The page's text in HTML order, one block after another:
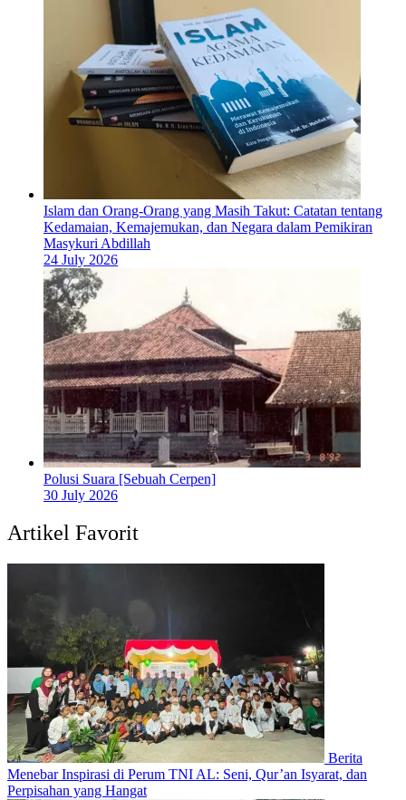
Islam dan Orang-Orang yang Masih Takut: Catatan tentang
Kedamaian, Kemajemukan, dan Negara dalam Pemikiran
Masykuri Abdillah
24 July 2026
Polusi Suara [Sebuah Cerpen]
30 July 2026
Artikel Favorit
Berita
Menebar Inspirasi di Perum TNI AL: Seni, Qur’an Isyarat, dan
Perpisahan yang Hangat